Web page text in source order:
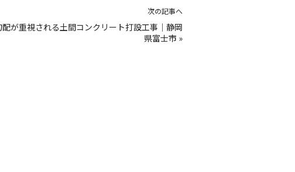
次の記事へ
配が重視される土間コンクリート打設工事｜静岡
県富士市 »